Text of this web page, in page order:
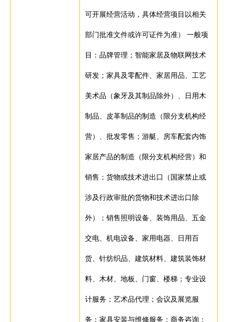
可开展经营活动，具体经营项目以相关
部门批准文件或许可证件为准） 一般项
目：品牌管理；智能家居及物联网技术
研发；家具及零配件、家居用品、工艺
美术品（象牙及其制品除外）、日用木
制品、皮革制品的制造（限分支机构经
营）、批发零售；游艇、房车配套内饰
家居产品的制造（限分支机构经营）和
销售；货物或技术进出口（国家禁止或
涉及行政审批的货物和技术进出口除
外）；销售照明设备、装饰用品、五金
交电、机电设备、家用电器、日用百
货、针纺织品、建筑材料、建筑装饰材
料、木材、地板、门窗、楼梯；专业设
计服务；艺术品代理；会议及展览服
务；家具安装与维修服务；商务咨询；